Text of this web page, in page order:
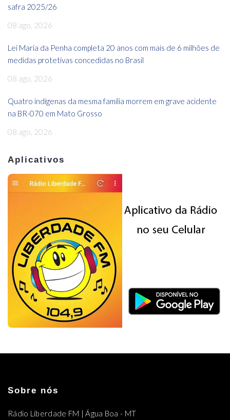
safra 2025/26
08 ago, 2026
Lei Maria da Penha completa 20 anos com mais de 6 milhões de
medidas protetivas concedidas no Brasil
08 ago, 2026
Quatro indígenas da mesma família morrem em grave acidente
na BR-070 em Mato Grosso
08 ago, 2026
Aplicativos
Sobre nós
Rádio Liberdade FM | Água Boa - MT